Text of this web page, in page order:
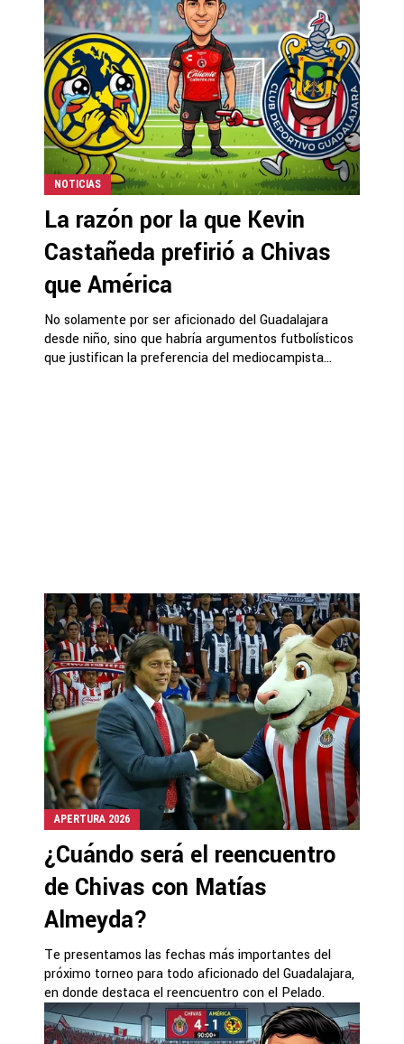
NOTICIAS
La razón por la que Kevin
Castañeda prefirió a Chivas
que América
No solamente por ser aficionado del Guadalajara
desde niño, sino que habría argumentos futbolísticos
que justifican la preferencia del mediocampista...
APERTURA 2026
¿Cuándo será el reencuentro
de Chivas con Matías
Almeyda?
Te presentamos las fechas más importantes del
próximo torneo para todo aficionado del Guadalajara,
en donde destaca el reencuentro con el Pelado.